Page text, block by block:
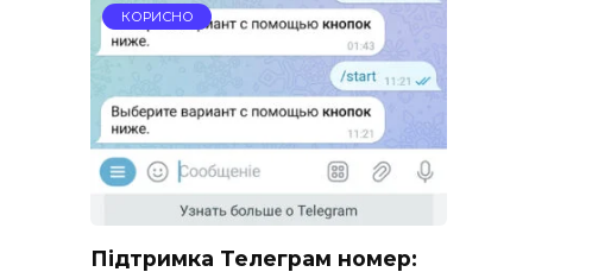
КОРИСНО
Підтримка Телеграм номер: